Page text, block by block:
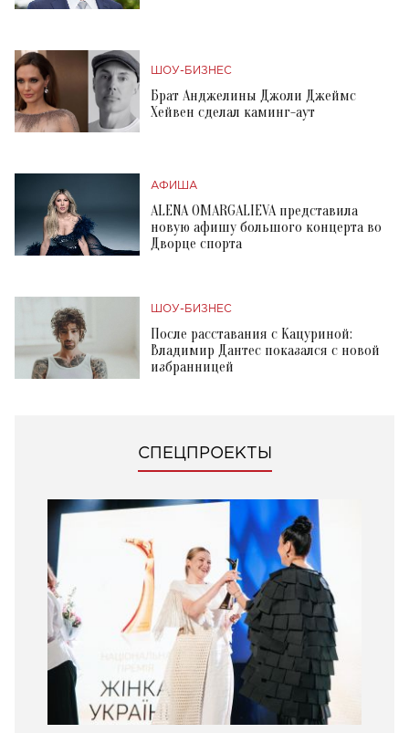
ШОУ-БИЗНЕС
Брат Анджелины Джоли Джеймс
Хейвен сделал каминг-аут
АФИША
ALENA OMARGALIEVA представила
новую афишу большого концерта во
Дворце спорта
ШОУ-БИЗНЕС
После расставания с Кацуриной:
Владимир Дантес показался с новой
избранницей
СПЕЦПРОЕКТЫ